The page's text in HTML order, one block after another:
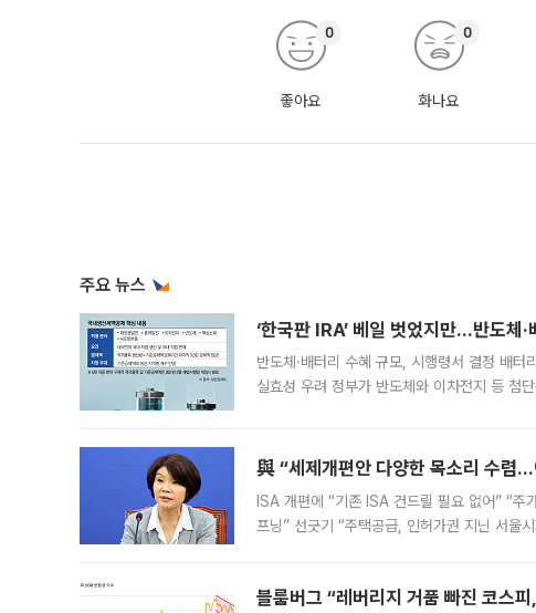
좋아요
0
화나요
0
주요 뉴스
‘한국판 IRA’ 베일 벗었지만…반도체
반도체·배터리 수혜 규모, 시행령서 결정 배
실효성 우려 정부가 반도체와 이차전지 등 첨
與 “세제개편안 다양한 목소리 수렴
ISA 개편에 “기존 ISA 건드릴 필요 없어” “주
프닝” 선긋기 “주택공급, 인허가권 지닌 서울
블룸버그 “레버리지 거품 빠진 코스